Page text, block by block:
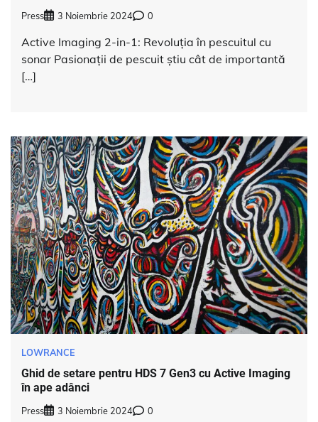
Press 3 Noiembrie 2024 0
Active Imaging 2-in-1: Revoluția în pescuitul cu
sonar Pasionații de pescuit știu cât de importantă
[…]
LOWRANCE
Ghid de setare pentru HDS 7 Gen3 cu Active Imaging
în ape adânci
Press 3 Noiembrie 2024 0